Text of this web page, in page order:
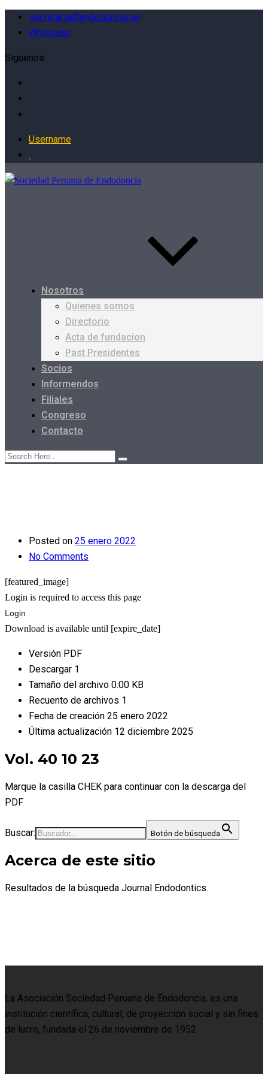
secretaria@endodoncia.pe
Whatsapp
Siguenos
Username
.
Nosotros
Quienes somos
Directorio
Acta de fundacion
Past Presidentes
Socios
Informendos
Filiales
Congreso
Contacto
Posted on 25 enero 2022
No Comments
[featured_image]
Login is required to access this page
Login
Download is available until [expire_date]
Versión PDF
Descargar 1
Tamaño del archivo 0.00 KB
Recuento de archivos 1
Fecha de creación 25 enero 2022
Última actualización 12 diciembre 2025
Vol. 40 10 23
Marque la casilla CHEK para continuar con la descarga del
PDF
Buscar: Botón de búsqueda
Acerca de este sitio
Resultados de la búsqueda Journal Endodontics.
La Asociación Sociedad Peruana de Endodoncia, es una
institución científica, cultural, de proyección social y sin fines
de lucro, fundada el 26 de noviembre de 1952